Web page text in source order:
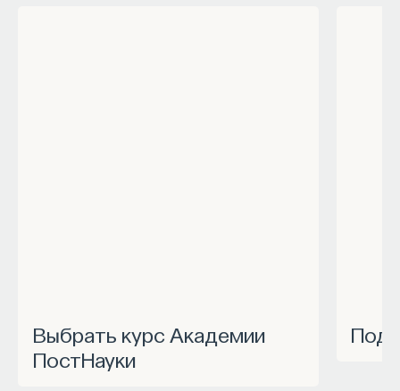
Выбрать курс Академии
ПостНауки